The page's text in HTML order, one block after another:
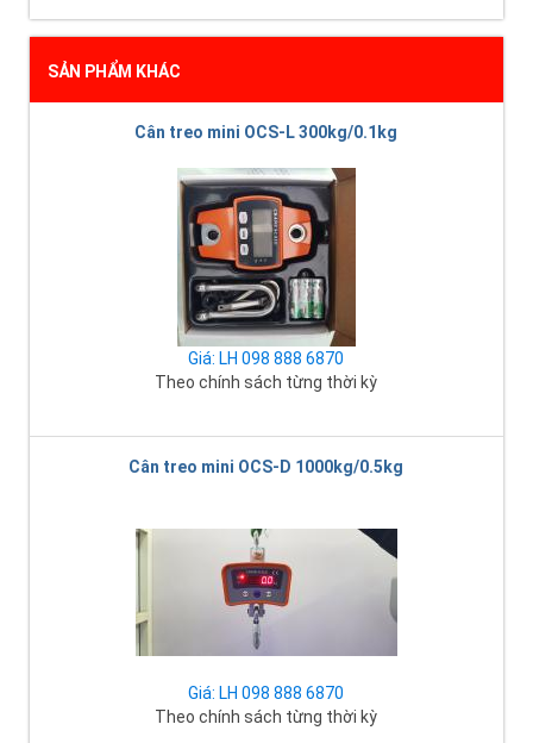
SẢN PHẨM KHÁC
Cân treo mini OCS-L 300kg/0.1kg
Giá: LH 098 888 6870
Theo chính sách từng thời kỳ
Cân treo mini OCS-D 1000kg/0.5kg
Giá: LH 098 888 6870
Theo chính sách từng thời kỳ